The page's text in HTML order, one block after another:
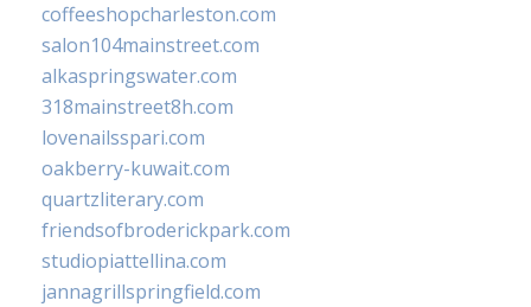
coffeeshopcharleston.com
salon104mainstreet.com
alkaspringswater.com
318mainstreet8h.com
lovenailsspari.com
oakberry-kuwait.com
quartzliterary.com
friendsofbroderickpark.com
studiopiattellina.com
jannagrillspringfield.com